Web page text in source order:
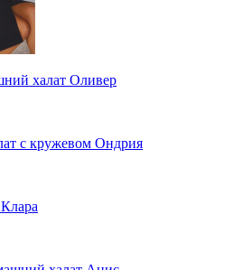
халат Оливер
с кружевом Ондрия